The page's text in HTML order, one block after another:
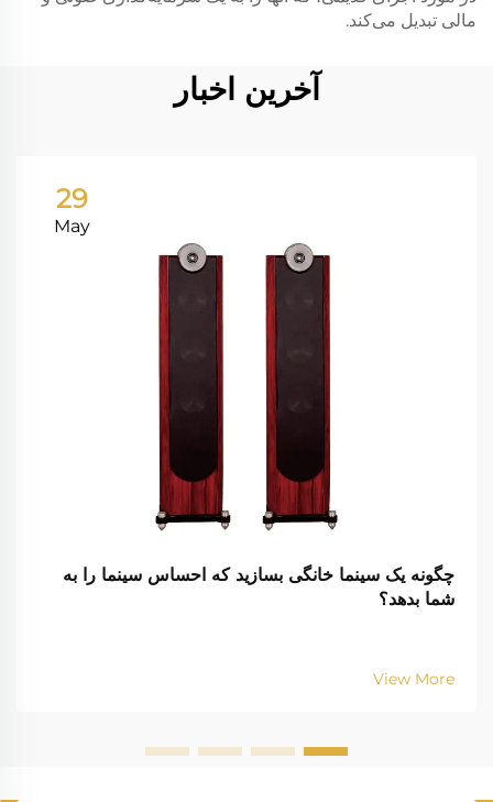
مالی تبدیل می‌کند.
آخرین اخبار
29
May
چگونه یک سینما خانگی بسازید که احساس سینما را به
شما بدهد؟
View More